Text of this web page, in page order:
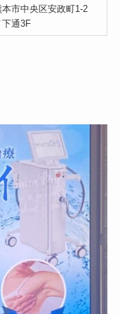
本市中央区安政町1-2
下通3F